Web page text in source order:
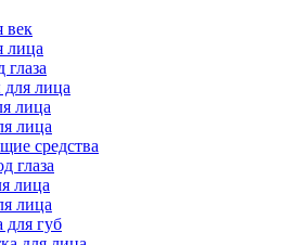
век
лица
лица
лица
лица
средства
глаза
лица
лица
для губ